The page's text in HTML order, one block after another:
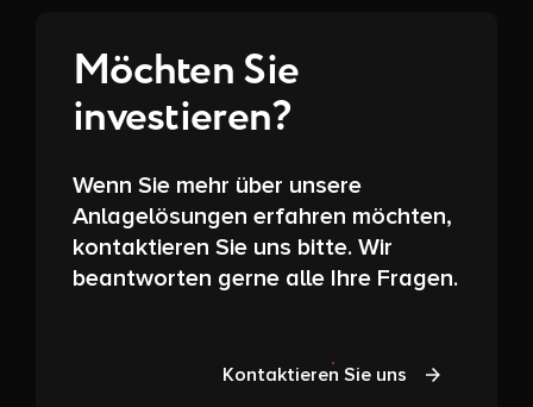
Möchten Sie
investieren?
Wenn Sie mehr über unsere
Anlagelösungen erfahren möchten,
kontaktieren Sie uns bitte. Wir
beantworten gerne alle Ihre Fragen.
Kontaktieren Sie uns